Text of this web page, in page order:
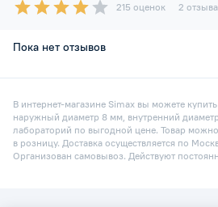
215 оценок 2 отзыва
Пока нет отзывов
В интернет-магазине Simax вы можете
наружный диаметр 8 мм, внутренний
лабораторий по выгодной цене. Товар
в розницу. Доставка осуществляется по
Организован самовывоз. Действуют